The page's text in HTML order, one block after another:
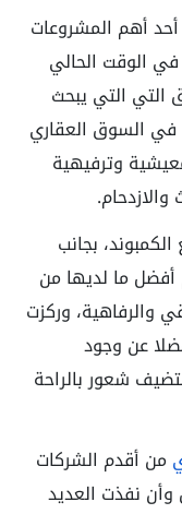
أهم المشروعات
الوقت الحالي
التي التي يبحث
في السوق العقاري
وترفيهية
بجانب
ما لديها من
والرفاهية، وركزت
عن وجود
شعور بالراحة
من أقدم الشركات
وأن نفذت العديد